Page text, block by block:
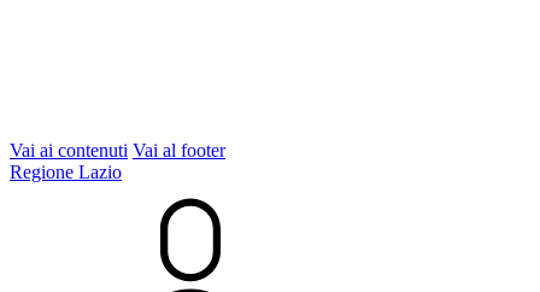
Vai ai contenuti Vai al footer
Regione Lazio